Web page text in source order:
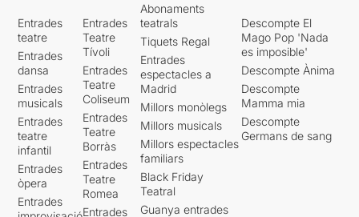
Entrades
teatre
Entrades
dansa
Entrades
musicals
Entrades
teatre
infantil
Entrades
òpera
Entrades
Entrades
Teatre
Tívoli
Entrades
Teatre
Coliseum
Entrades
Teatre
Borràs
Entrades
Teatre
Romea
Entrades
Abonaments
teatrals
Tiquets Regal
Entrades
espectacles a
Madrid
Millors monòlegs
Millors musicals
Millors espectacles
familiars
Black Friday
Teatral
Guanya entrades
Descompte El
Mago Pop 'Nada
es imposible'
Descompte Ànima
Descompte
Mamma mia
Descompte
Germans de sang